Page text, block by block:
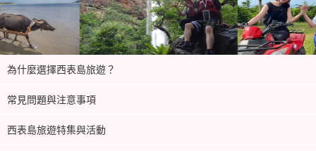
為什麼選擇西表島旅遊？
常見問題與注意事項
西表島旅遊特集與活動